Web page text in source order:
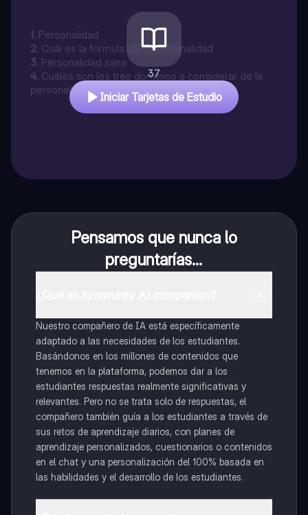
1. Personalidad
2. Cuál es la fórmula de la personalidad
3. Personalidad sana
4. Cuáles son los tres dominios a considerar de la
personalidad sana
37
Iniciar Tarjetas de Estudio
Pensamos que nunca lo
preguntarías...
Nuestro compañero de IA está específicamente
adaptado a las necesidades de los estudiantes.
Basándonos en los millones de contenidos que
tenemos en la plataforma, podemos dar a los
estudiantes respuestas realmente significativas y
relevantes. Pero no se trata solo de respuestas, el
compañero también guía a los estudiantes a través de
sus retos de aprendizaje diarios, con planes de
aprendizaje personalizados, cuestionarios o contenidos
en el chat y una personalización del 100% basada en
las habilidades y el desarrollo de los estudiantes.